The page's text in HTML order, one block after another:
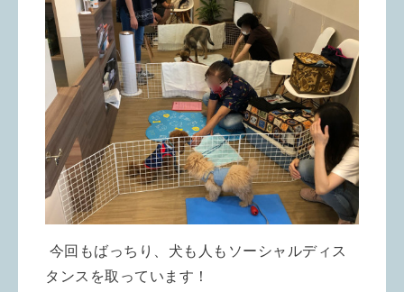
今回もばっちり、犬も人もソーシャルディス
タンスを取っています！